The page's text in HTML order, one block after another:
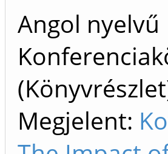
Angol nyelvű
Megjelent: